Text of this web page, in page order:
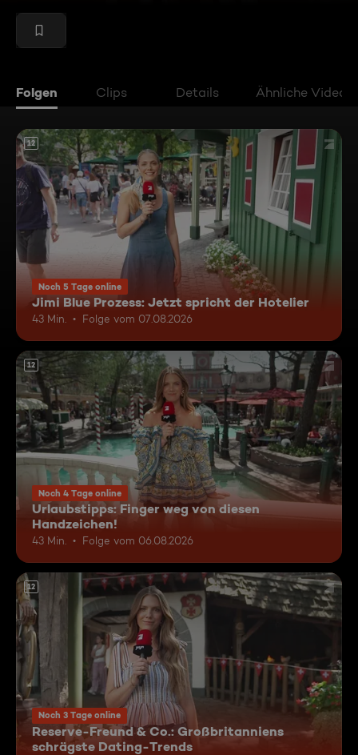
Folgen Clips Details Ähnliche Videos
12
Noch 5 Tage online
Jimi Blue Prozess: Jetzt spricht der Hotelier
43 Min. Folge vom 07.08.2026
12
Noch 4 Tage online
Urlaubstipps: Finger weg von diesen
Handzeichen!
43 Min. Folge vom 06.08.2026
12
Noch 3 Tage online
Reserve-Freund & Co.: Großbritanniens
schrägste Dating-Trends